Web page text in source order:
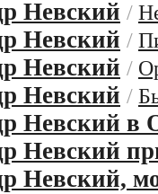
Невский /
Невский /
Невский /
Невский /
Невский в
Невский
Невский,